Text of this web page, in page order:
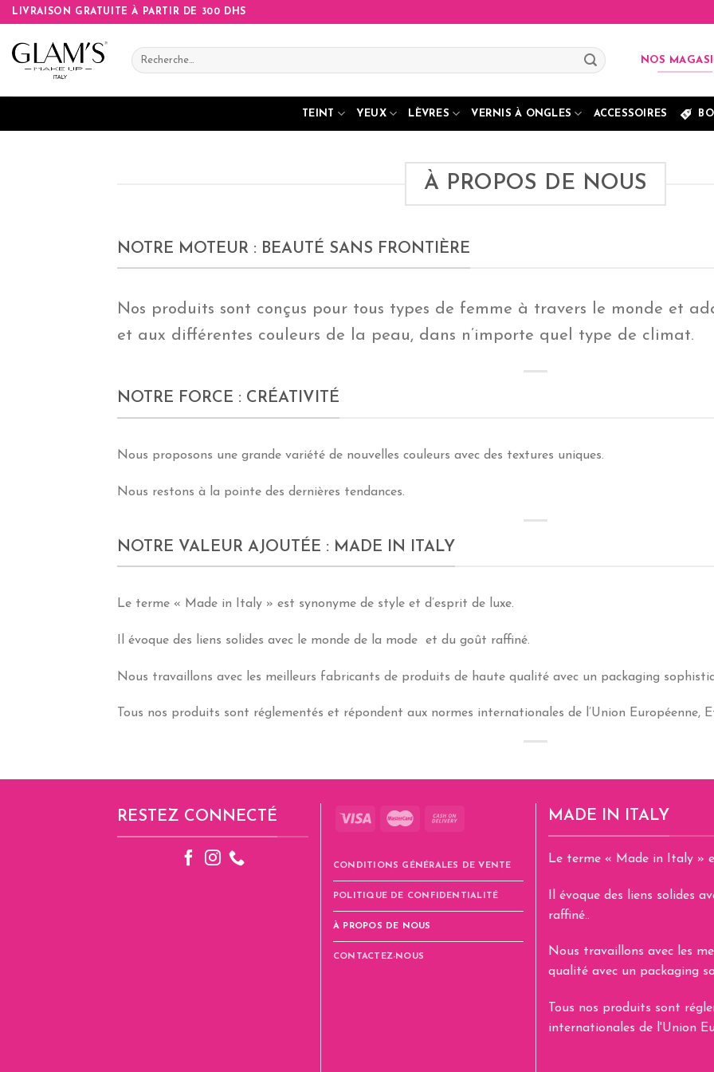
Skip
content
LIVRAISON GRATUITE À PARTIR DE 300 DHS
Recherche
pour :
NOS
TEINT YEUX LÈVRES VERNIS À ONGLES ACCESSOIRES
À PROPOS DE NOUS
NOTRE MOTEUR : BEAUTÉ SANS FRONTIÈRE
Nos produits sont conçus pour tous types de femme à travers le monde et
et aux différentes couleurs de la peau, dans n’importe quel type de climat.
NOTRE FORCE : CRÉATIVITÉ
Nous proposons une grande variété de nouvelles couleurs avec des textures uniques.
Nous restons à la pointe des dernières tendances.
NOTRE VALEUR AJOUTÉE : MADE IN ITALY
Le terme « Made in Italy » est synonyme de style et d’esprit de luxe.
Il évoque des liens solides avec le monde de la mode et du goût raffiné.
Nous travaillons avec les meilleurs fabricants de produits de haute qualité avec un packaging
Tous nos produits sont réglementés et répondent aux normes internationales de l’Union Européenne,
RESTEZ CONNECTÉ
CONDITIONS GÉNÉRALES DE VENTE
POLITIQUE DE CONFIDENTIALITÉ
À PROPOS DE NOUS
CONTACTEZ-NOUS
MADE IN ITALY
Le terme « Made in Italy »
Il évoque des liens solides
raffiné..
Nous travaillons avec les
qualité avec un packaging
Tous nos produits sont
internationales de l'Union